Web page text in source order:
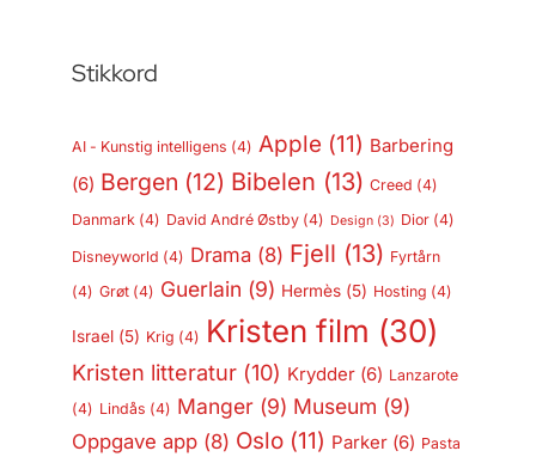
Stikkord
AI - Kunstig intelligens (4) Apple (11) Barbering
(6) Bergen (12) Bibelen (13) Creed (4)
Danmark(4) David André Østby(4) Design(3) Dior(4)
Disneyworld (4) Drama (8) Fjell (13) Fyrtårn
(4) Grøt(4) Guerlain (9) Hermès(5) Hosting (4)
Israel(5) Krig (4) Kristen film (30)
Kristen litteratur(10) Krydder(6) Lanzarote
(4) Lindås (4) Manger(9) Museum (9)
Oppgave app(8) Oslo(11) Parker(6) Pasta